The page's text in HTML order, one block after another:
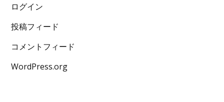
ログイン
投稿フィード
コメントフィード
WordPress.org